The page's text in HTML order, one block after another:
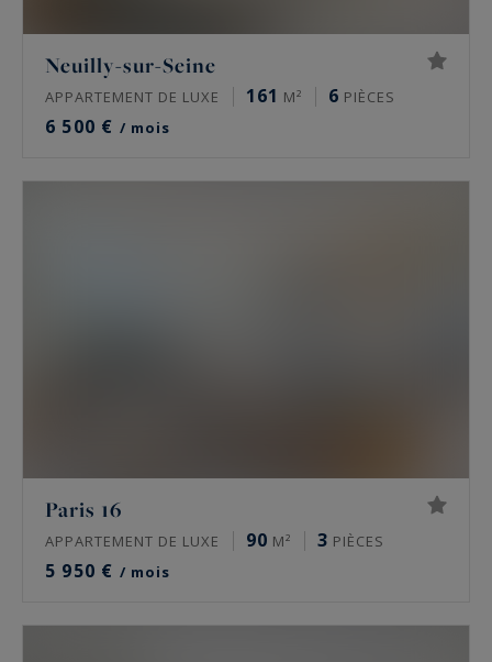
Neuilly-sur-Seine
APPARTEMENT DE LUXE 161 M² 6 PIÈCES
6 500 € / mois
Paris 16
APPARTEMENT DE LUXE 90 M² 3 PIÈCES
5 950 € / mois